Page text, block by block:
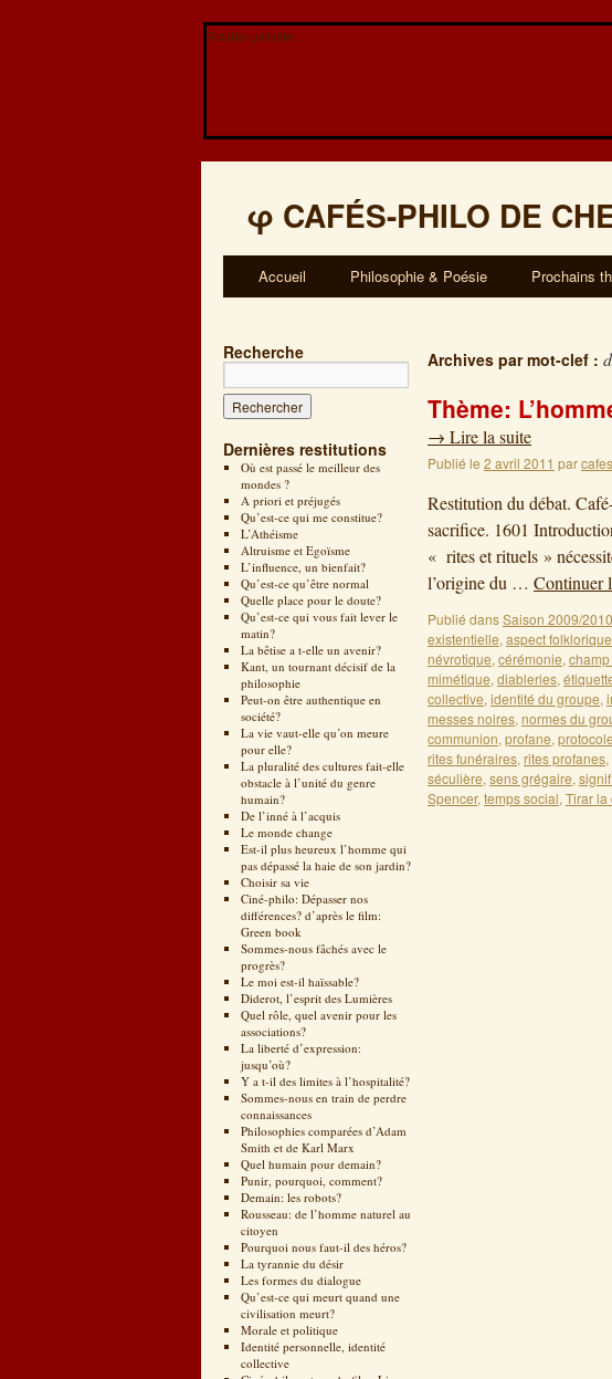
Veuillez patienter...
φ CAFÉS-PHILO DE
Accueil Philosophie & Poésie Prochains
Recherche
Dernières restitutions
Où est passé le meilleur des
mondes ?
A priori et préjugés
Qu’est-ce qui me constitue?
L’Athéisme
Altruisme et Egoïsme
L’influence, un bienfait?
Qu’est-ce qu’être normal
Quelle place pour le doute?
Qu’est-ce qui vous fait lever le
matin?
La bêtise a t-elle un avenir?
Kant, un tournant décisif de la
philosophie
Peut-on être authentique en
société?
La vie vaut-elle qu’on meure
pour elle?
La pluralité des cultures fait-elle
obstacle à l’unité du genre
humain?
De l’inné à l’acquis
Le monde change
Est-il plus heureux l’homme qui
pas dépassé la haie de son jardin?
Choisir sa vie
Ciné-philo: Dépasser nos
différences? d’après le film:
Green book
Sommes-nous fâchés avec le
progrès?
Le moi est-il haïssable?
Diderot, l’esprit des Lumières
Quel rôle, quel avenir pour les
associations?
La liberté d’expression:
jusqu’où?
Y a t-il des limites à l’hospitalité?
Sommes-nous en train de perdre
connaissances
Philosophies comparées d’Adam
Smith et de Karl Marx
Quel humain pour demain?
Punir, pourquoi, comment?
Demain: les robots?
Rousseau: de l’homme naturel au
citoyen
Pourquoi nous faut-il des héros?
La tyrannie du désir
Les formes du dialogue
Qu’est-ce qui meurt quand une
civilisation meurt?
Morale et politique
Identité personnelle, identité
collective
Archives par mot-clef :
Thème:
→ Lire la suite
Publié le 2 avril 2011 par
Restitution du débat.
sacrifice. 1601
« rites et rituels »
l’origine du … Continuer
Publié dansSaison 2009/2010
existentielle, aspect folklorique
névrotique, cérémonie,
mimétique, diableries,
collective, identité du groupe,
messes noires, normes du
communion, profane, protocole
rites funéraires, rites profanes,
séculière, sens grégaire,
Spencer, temps social, Tirar la